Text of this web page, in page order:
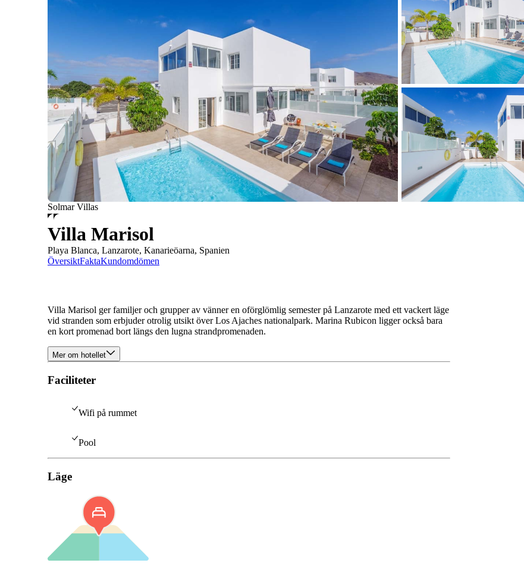
Solmar Villas
Villa Marisol
Playa Blanca, Lanzarote, Kanarieöarna, Spanien
ÖversiktFaktaKundomdömen
Villa Marisol ger familjer och grupper av vänner en oförglömlig semester på Lanzarote med ett vackert läge
vid stranden som erbjuder otrolig utsikt över Los Ajaches nationalpark. Marina Rubicon ligger också bara
en kort promenad bort längs den lugna strandpromenaden.
Mer om hotellet
Faciliteter
Wifi på rummet
Pool
Läge